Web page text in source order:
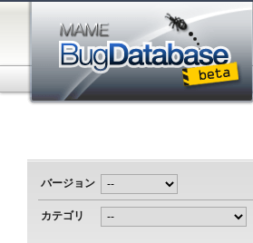
バージョン
カテゴリ